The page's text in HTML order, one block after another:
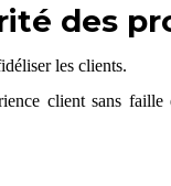
des
les clients.
client sans